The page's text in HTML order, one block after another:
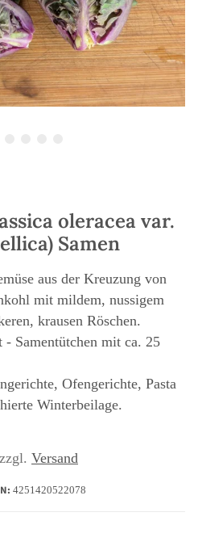
oleracea var.
Samen
aus der Kreuzung von
mit mildem, nussigem
krausen Röschen.
- Samentütchen mit ca. 25
Ofengerichte, Pasta
Winterbeilage.
Versand
4251420522078